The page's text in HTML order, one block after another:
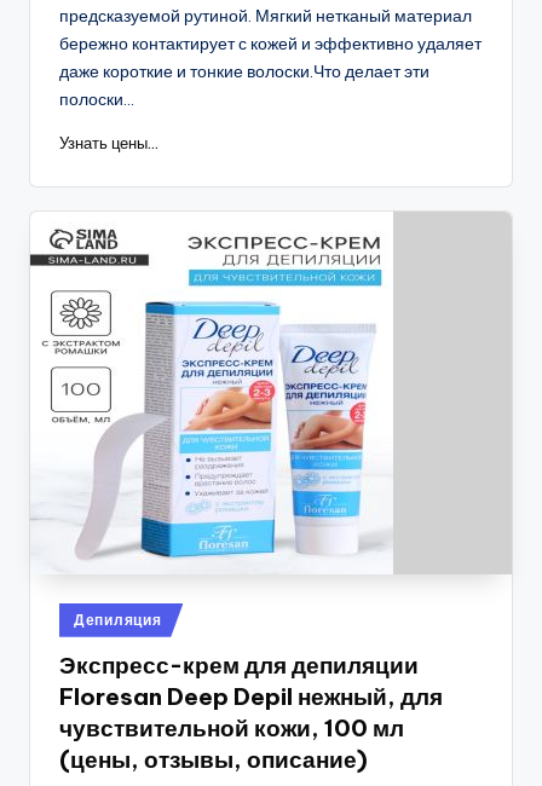
предсказуемой рутиной. Мягкий нетканый материал
бережно контактирует с кожей и эффективно удаляет
даже короткие и тонкие волоски.Что делает эти
полоски...
Узнать цены...
Опубликовано
в
Депиляция
Экспресс-крем для депиляции
Floresan Deep Depil нежный, для
чувствительной кожи, 100 мл
(цены, отзывы, описание)